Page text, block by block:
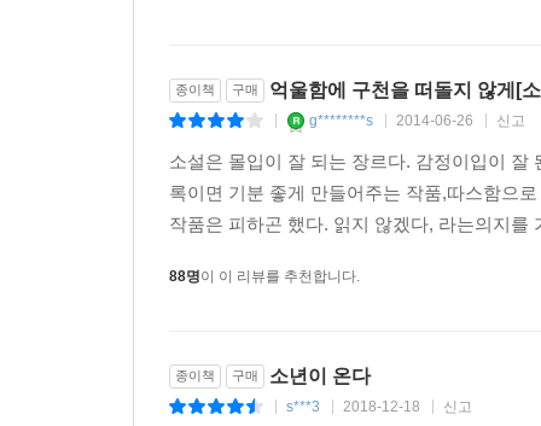
종이책 구매 억울함에 구천을 떠돌지 않게[
g********s 2014-06-26 신고
소설은 몰입이 잘 되는 장르다. 감정이입이
록이면 기분 좋게 만들어주는 작품,따스함으
작품은 피하곤 했다. 읽지 않겠다, 라는의지
88명이 이 리뷰를 추천합니다.
종이책 구매 소년이 온다
s***3 2018-12-18 신고